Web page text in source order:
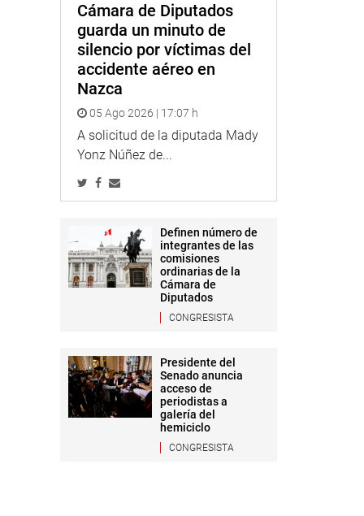
Cámara de Diputados
guarda un minuto de
silencio por víctimas del
accidente aéreo en
Nazca
05 Ago 2026 | 17:07 h
A solicitud de la diputada Mady
Yonz Núñez de...
Definen número de
integrantes de las
comisiones
ordinarias de la
Cámara de
Diputados
CONGRESISTA
Presidente del
Senado anuncia
acceso de
periodistas a
galería del
hemiciclo
CONGRESISTA